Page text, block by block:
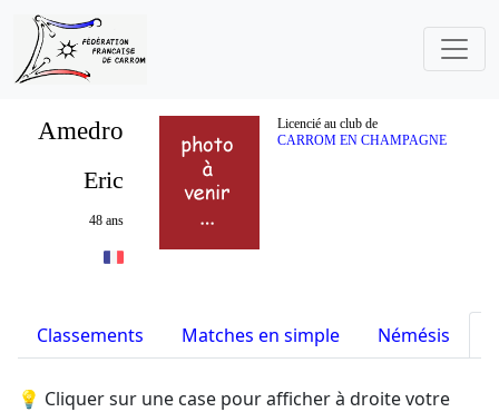
Amedro
Licencié au club de
CARROM EN CHAMPAGNE
Eric
48 ans
Classements Matches en simple Némésis
💡 Cliquer sur une case pour afficher à droite votre